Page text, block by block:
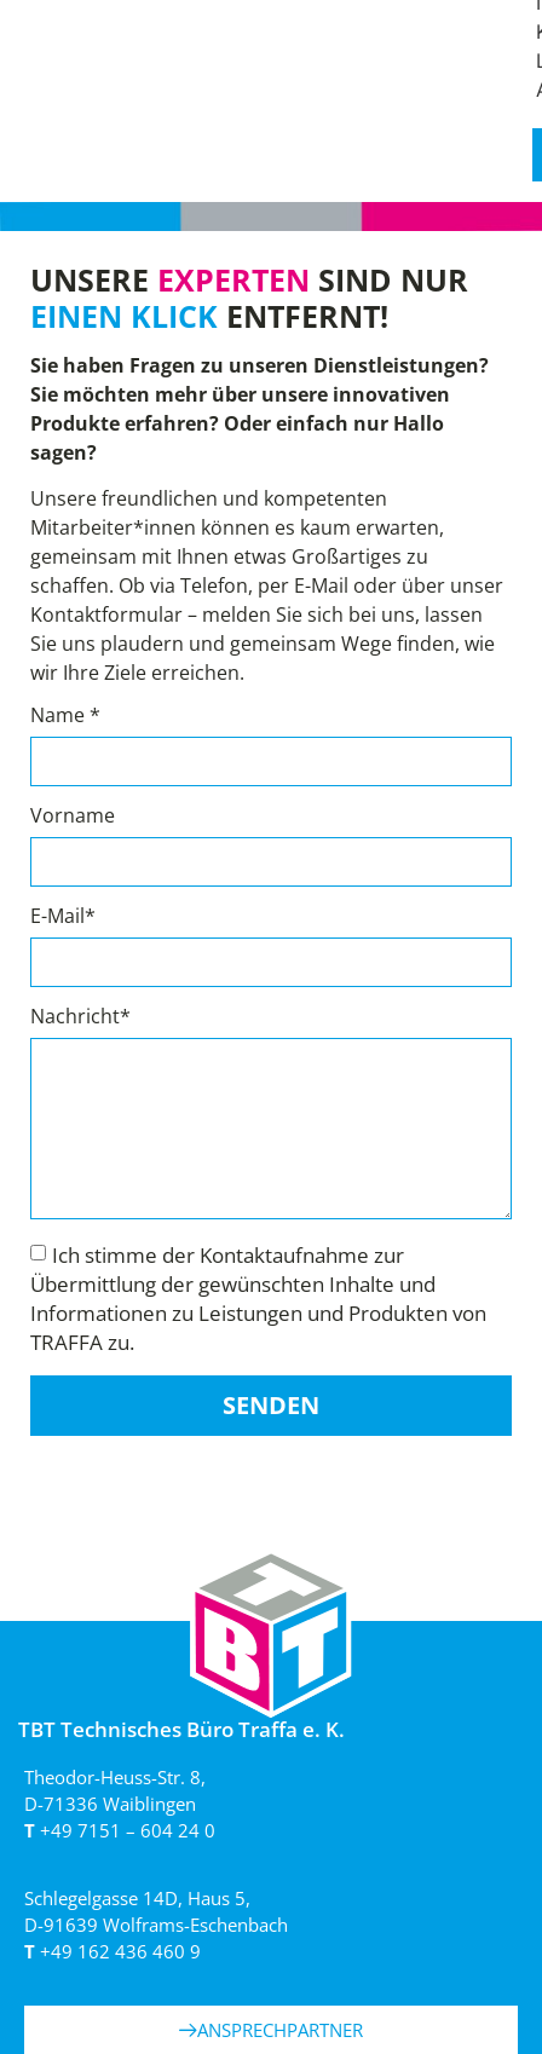
UNSERE EXPERTEN SIND NUR
EINEN KLICK ENTFERNT!
Sie haben Fragen zu unseren Dienstleistungen?
Sie möchten mehr über unsere innovativen
Produkte erfahren? Oder einfach nur Hallo
sagen?
Unsere freundlichen und kompetenten
Mitarbeiter*innen können es kaum erwarten,
gemeinsam mit Ihnen etwas Großartiges zu
schaffen. Ob via Telefon, per E-Mail oder über unser
Kontaktformular – melden Sie sich bei uns, lassen
Sie uns plaudern und gemeinsam Wege finden, wie
wir Ihre Ziele erreichen.
Name *
Vorname
E-Mail*
Nachricht*
Ich stimme der Kontaktaufnahme zur
Übermittlung der gewünschten Inhalte und
Informationen zu Leistungen und Produkten von
TRAFFA zu.
SENDEN
TBT Technisches Büro Traffa e. K.
Theodor-Heuss-Str. 8,
D-71336 Waiblingen
T +49 7151 – 604 24 0
Schlegelgasse 14D, Haus 5,
D-91639 Wolframs-Eschenbach
T +49 162 436 460 9
ANSPRECHPARTNER